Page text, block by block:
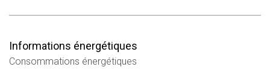
Informations énergétiques
Consommations énergétiques